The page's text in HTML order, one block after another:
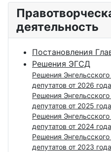
деятельность
Постановления
Решения ЭГСД
Решения
депутатов от 2026 года
Решения
депутатов от 2025 года
Решения
депутатов от 2024 года
Решения
депутатов от 2023 года